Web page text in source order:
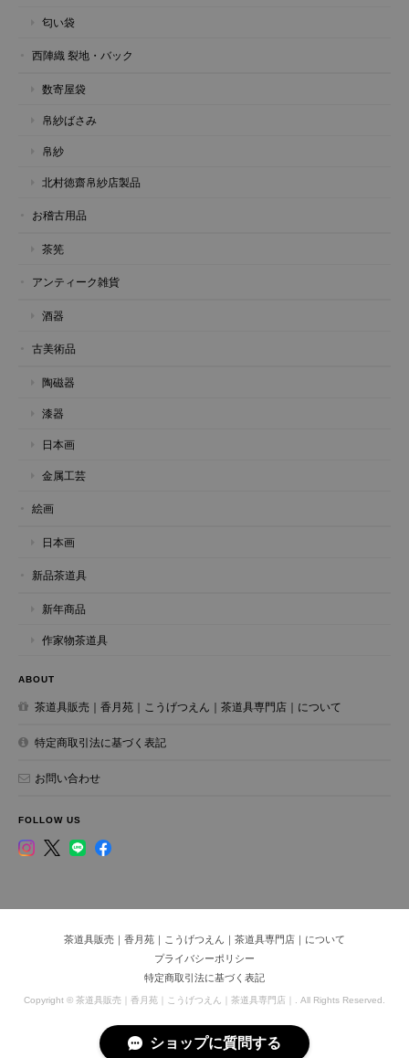
匂い袋
西陣織 裂地・バック
数寄屋袋
帛紗ばさみ
帛紗
北村徳齋帛紗店製品
お稽古用品
茶筅
アンティーク雑貨
酒器
古美術品
陶磁器
漆器
日本画
金属工芸
絵画
日本画
新品茶道具
新年商品
作家物茶道具
ABOUT
茶道具販売｜香月苑｜こうげつえん｜茶道具専門店｜について
特定商取引法に基づく表記
お問い合わせ
FOLLOW US
茶道具販売｜香月苑｜こうげつえん｜茶道具専門店｜について
プライバシーポリシー
特定商取引法に基づく表記
Copyright © 茶道具販売｜香月苑｜こうげつえん｜茶道具専門店｜. All Rights Reserved.
ショップに質問する